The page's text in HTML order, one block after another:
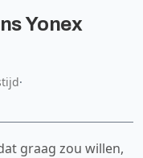
Yonex
·
graag zou willen,